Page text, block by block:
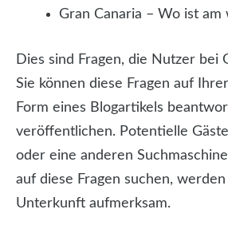
Gran Canaria – Wo ist am
Dies sind Fragen, die Nutzer bei
Sie können diese Fragen auf
Form eines Blogartikels
veröffentlichen. Potentielle
oder eine anderen
auf diese Fragen suchen,
Unterkunft aufmerksam.